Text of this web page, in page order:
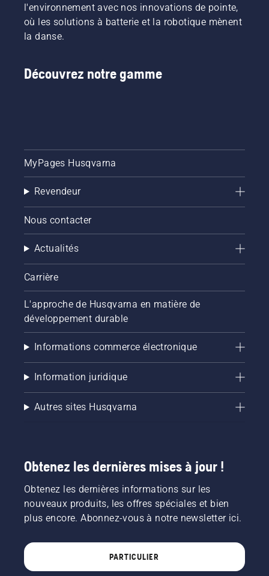
l'environnement avec nos innovations de pointe,
où les solutions à batterie et la robotique mènent
la danse.
Découvrez notre gamme
MyPages Husqvarna
Revendeur
Nous contacter
Actualités
Carrière
L'approche de Husqvarna en matière de
développement durable
Informations commerce électronique
Information juridique
Autres sites Husqvarna
Obtenez les dernières mises à jour !
Obtenez les dernières informations sur les
nouveaux produits, les offres spéciales et bien
plus encore. Abonnez-vous à notre newsletter ici.
PARTICULIER